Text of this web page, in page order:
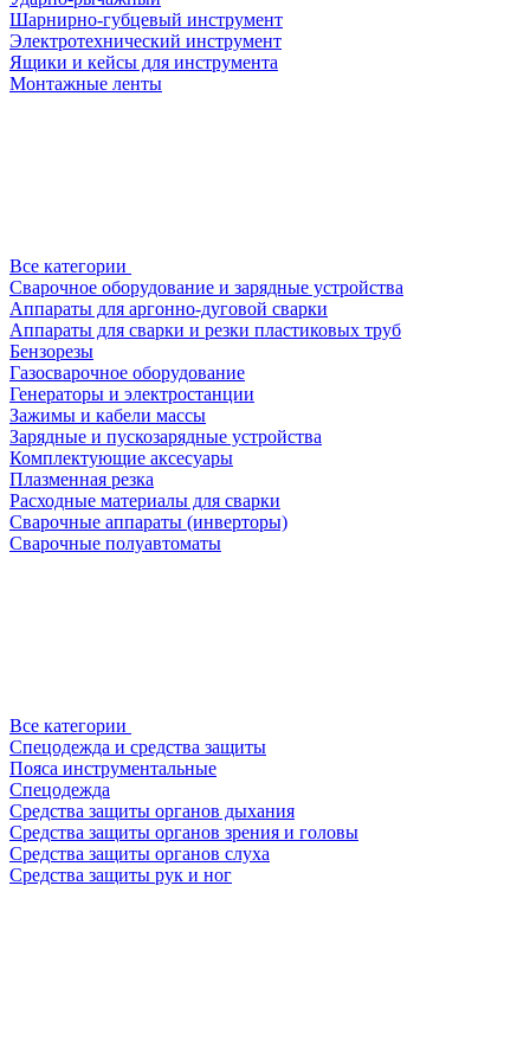
Шарнирно-губцевый инструмент
Электротехнический инструмент
Ящики и кейсы для инструмента
Монтажные ленты
Все категории
Сварочное оборудование и зарядные устройства
Аппараты для аргонно-дуговой сварки
Аппараты для сварки и резки пластиковых труб
Бензорезы
Газосварочное оборудование
Генераторы и электростанции
Зажимы и кабели массы
Зарядные и пускозарядные устройства
Комплектующие аксесуары
Плазменная резка
Расходные материалы для сварки
Сварочные аппараты (инверторы)
Сварочные полуавтоматы
Все категории
Спецодежда и средства защиты
Пояса инструментальные
Спецодежда
Средства защиты органов дыхания
Средства защиты органов зрения и головы
Средства защиты органов слуха
Средства защиты рук и ног